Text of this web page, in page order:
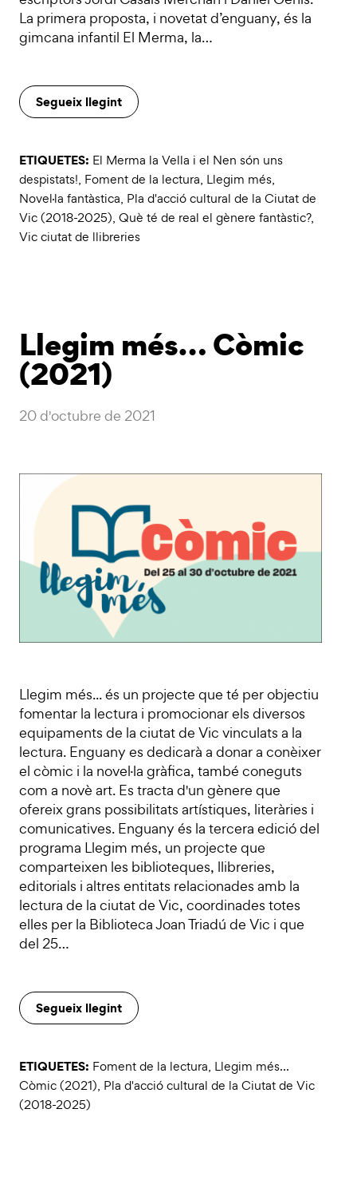
La primera proposta, i novetat d’enguany, és la
gimcana infantil El Merma, la…
Segueix llegint
ETIQUETES: El Merma la Vella i el Nen són uns
despistats!, Foment de la lectura, Llegim més,
Novel·la fantàstica, Pla d'acció cultural de la Ciutat de
Vic (2018-2025), Què té de real el gènere fantàstic?,
Vic ciutat de llibreries
Llegim més… Còmic
(2021)
20 d'octubre de 2021
Llegim més... és un projecte que té per objectiu
fomentar la lectura i promocionar els diversos
equipaments de la ciutat de Vic vinculats a la
lectura. Enguany es dedicarà a donar a conèixer
el còmic i la novel·la gràfica, també coneguts
com a novè art. Es tracta d'un gènere que
ofereix grans possibilitats artístiques, literàries i
comunicatives. Enguany és la tercera edició del
programa Llegim més, un projecte que
comparteixen les biblioteques, llibreries,
editorials i altres entitats relacionades amb la
lectura de la ciutat de Vic, coordinades totes
elles per la Biblioteca Joan Triadú de Vic i que
del 25…
Segueix llegint
ETIQUETES: Foment de la lectura, Llegim més...
Còmic (2021), Pla d'acció cultural de la Ciutat de Vic
(2018-2025)